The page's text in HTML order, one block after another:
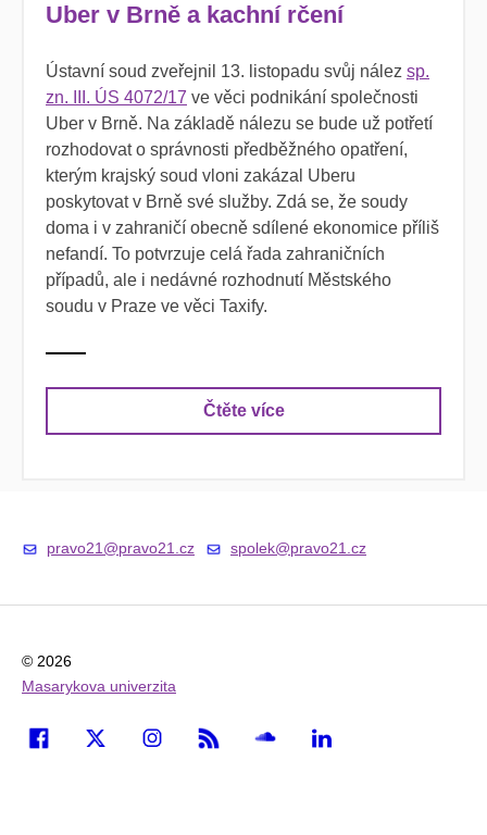
Uber v Brně a kachní rčení
Ústavní soud zveřejnil 13. listopadu svůj nález sp.
zn. III. ÚS 4072/17 ve věci podnikání společnosti
Uber v Brně. Na základě nálezu se bude už potřetí
rozhodovat o správnosti předběžného opatření,
kterým krajský soud vloni zakázal Uberu
poskytovat v Brně své služby. Zdá se, že soudy
doma i v zahraničí obecně sdílené ekonomice příliš
nefandí. To potvrzuje celá řada zahraničních
případů, ale i nedávné rozhodnutí Městského
soudu v Praze ve věci Taxify.
Čtěte více
pravo21@pravo21.cz spolek@pravo21.cz
© 2026
Masarykova univerzita